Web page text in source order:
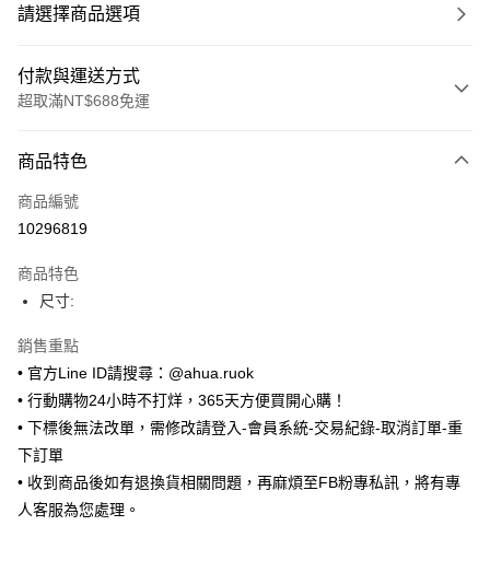
請選擇商品選項
付款與運送方式
超取滿NT$688免運
信用卡一次付款
超商取貨付款
Apple Pay
街口支付
悠遊付
ATM付款
全家取貨付款
商品特色
商品編號
10296819
商品特色
尺寸:
銷售重點
• 官方Line ID請搜尋：@ahua.ruok
• 行動購物24小時不打烊，365天方便買開心購！
• 下標後無法改單，需修改請登入-會員系統-交易紀錄-取消訂單-重
下訂單
• 收到商品後如有退換貨相關問題，再麻煩至FB粉專私訊，將有專
人客服為您處理。